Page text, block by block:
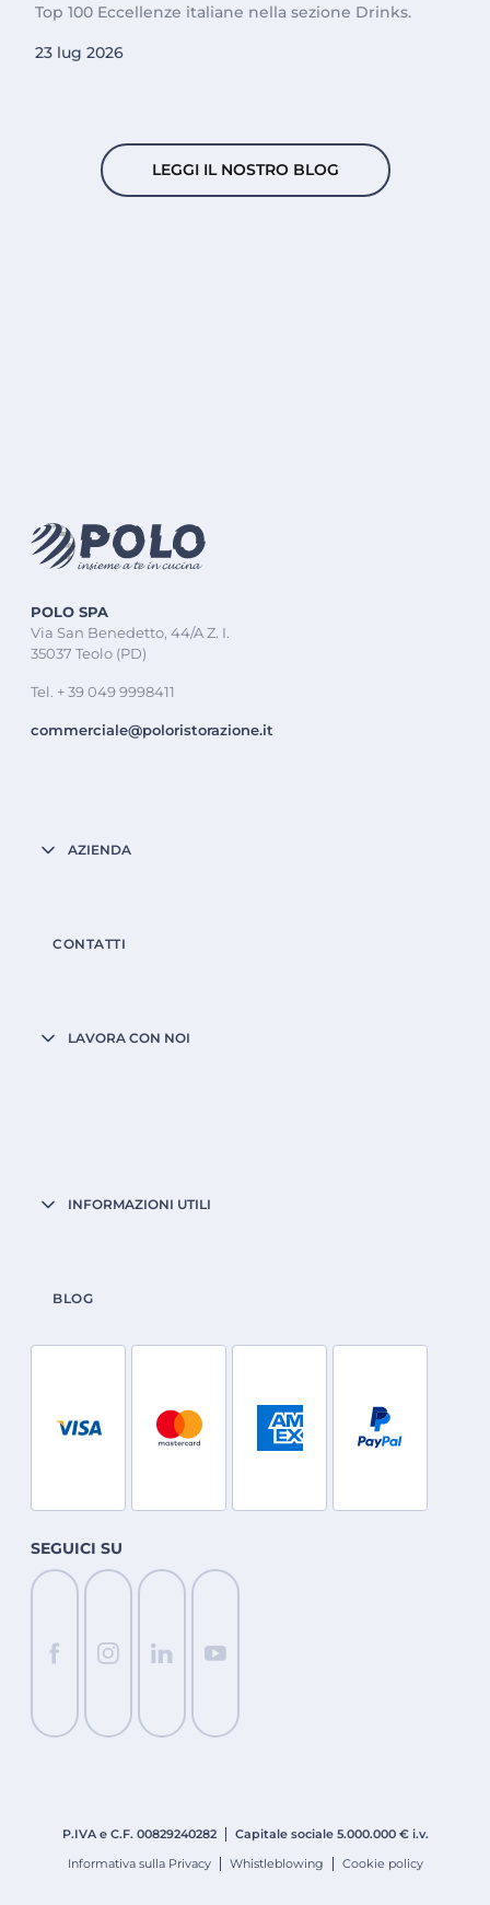
Top 100 Eccellenze italiane nella sezione Drinks.
23 lug 2026
LEGGI IL NOSTRO BLOG
POLO SPA
Via San Benedetto, 44/A Z. I.
35037 Teolo (PD)
Tel. + 39 049 9998411
commerciale@poloristorazione.it
AZIENDA
CONTATTI
LAVORA CON NOI
INFORMAZIONI UTILI
BLOG
SEGUICI SU
P.IVA e C.F. 00829240282
Capitale sociale 5.000.000 € i.v.
Informativa sulla Privacy
Whistleblowing Cookie policy